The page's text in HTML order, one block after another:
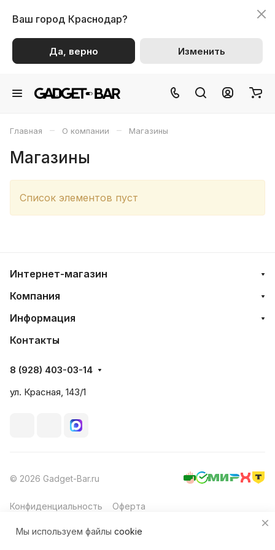
Ваш город Краснодар?
Да, верно Изменить
Главная – О компании – Магазины
Магазины
Список элементов пуст
Интернет-магазин
Компания
Информация
Контакты
8 (928) 403-03-14
ул. Красная, 143/1
© 2026 Gadget-Bar.ru
Конфиденциальность Оферта
Мы используем файлы cookie